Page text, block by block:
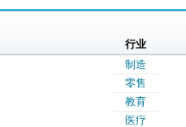
行业
制造
零售
教育
医疗